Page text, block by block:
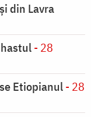
din Lavra
- 28
Etiopianul- 28